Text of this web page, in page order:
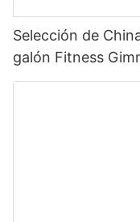
Selección de
galón Fitness
motivacional de